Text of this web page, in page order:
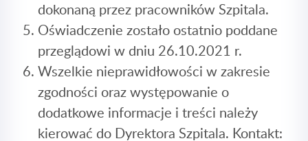
dokonaną przez pracowników Szpitala.
Oświadczenie zostało ostatnio poddane
przeglądowi w dniu 26.10.2021 r.
Wszelkie nieprawidłowości w zakresie
zgodności oraz występowanie o
dodatkowe informacje i treści należy
kierować do Dyrektora Szpitala. Kontakt: